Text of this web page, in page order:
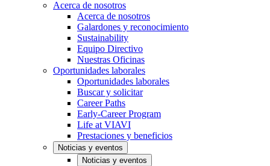
Acerca de nosotros
Acerca de nosotros
Galardones y reconocimiento
Sustainability
Equipo Directivo
Nuestras Oficinas
Oportunidades laborales
Oportunidades laborales
Buscar y solicitar
Career Paths
Early-Career Program
Life at VIAVI
Prestaciones y beneficios
Noticias y eventos
Noticias y eventos